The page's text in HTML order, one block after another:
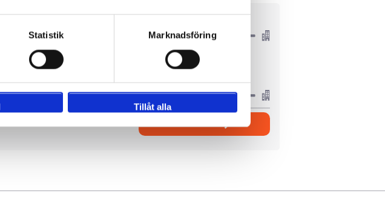
Statistik Marknadsföring
Tillåt alla
2534 SEK
6283 SEK
Visa Paket